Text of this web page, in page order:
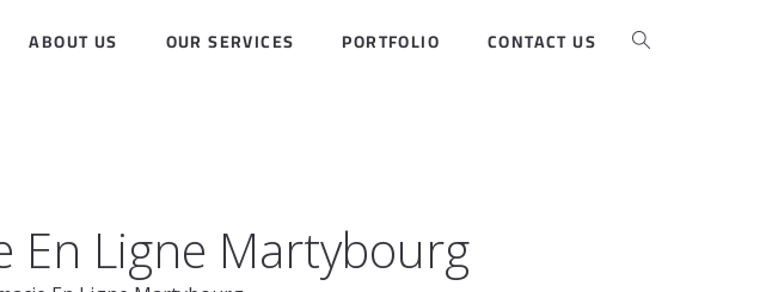
ABOUT US OUR SERVICES PORTFOLIO CONTACT US
En Ligne Martybourg